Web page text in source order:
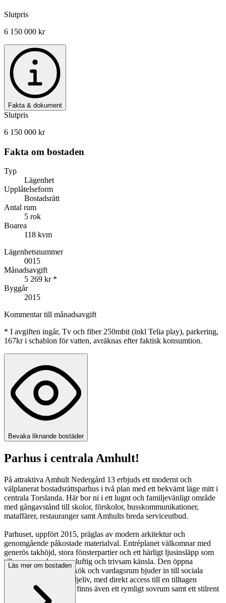
Slutpris
6 150 000 kr
Fakta & dokument
Slutpris
6 150 000 kr
Fakta om bostaden
Typ
Lägenhet
Upplåtelseform
Bostadsrätt
Antal rum
5 rok
Boarea
118 kvm
Lägenhetsnummer
0015
Månadsavgift
5 269 kr*
Byggår
2015
Kommentar till månadsavgift
* I avgiften ingår, Tv och fiber 250mbit (inkl Telia play), parkering,
167kr i schablon för vatten, avräknas efter faktisk konsumtion.
Bevaka liknande bostäder
Parhus i centrala Amhult!
På attraktiva Amhult Nedergård 13 erbjuds ett modernt och
välplanerat bostadsrättsparhus i två plan med ett bekvämt läge mitt i
centrala Torslanda. Här bor ni i ett lugnt och familjevänligt område
med gångavstånd till skolor, förskolor, busskommunikationer,
mataffärer, restauranger samt Amhults breda serviceutbud.
Parhuset, uppfört 2015, präglas av modern arkitektur och
genomgående påkostade materialval. Entréplanet välkomnar med
generös takhöjd, stora fönsterpartier och ett härligt ljusinsläpp som
tillsammans skapar en luftig och trivsam känsla. Den öppna
planlösningen mellan kök och vardagsrum bjuder in till sociala
tillställningar och familjeliv, med direkt access till en tilltagen
balkong. På detta plan finns även ett rymligt sovrum samt ett stilrent
helkaklat badrum.
Läs mer om bostaden